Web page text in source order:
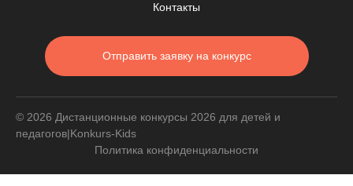
Контакты
Отправить заявку на конкурс
© 2026 Дистанционные конкурсы 2026 для детей и
педагогов|Konkurs-Kids
Политика конфиденциальности